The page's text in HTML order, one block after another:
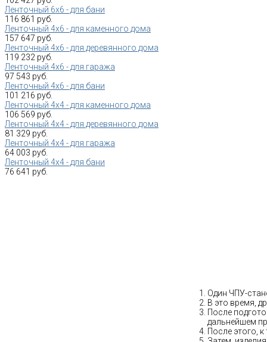
Ленточный 6х6 - для бани
116 861 руб.
Ленточный 4х6 - для каменного дома
157 647 руб.
Ленточный 4х6 - для деревянного дома
119 232 руб.
Ленточный 4х6 - для гаража
97 543 руб.
Ленточный 4х6 - для бани
101 216 руб.
Ленточный 4х4 - для каменного дома
106 569 руб.
Ленточный 4х4 - для деревянного дома
81 329 руб.
Ленточный 4х4 - для гаража
64 003 руб.
Ленточный 4х4 - для бани
76 641 руб.
Один ЧПУ-
В это время,
После
дальнейшем
После этого,